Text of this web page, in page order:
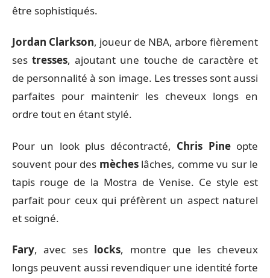
être sophistiqués.
Jordan Clarkson, joueur de NBA, arbore fièrement
sestresses, ajoutant une touche de caractère et
de personnalité à son image. Les tresses sont aussi
parfaites pour maintenir les cheveux longs en
ordre tout en étant stylé.
Pour un look plus décontracté, Chris Pineopte
souvent pour des mècheslâches, comme vu sur le
tapis rouge de la Mostra de Venise. Ce style est
parfait pour ceux qui préfèrent un aspect naturel
et soigné.
Fary, avec ses locks, montre que les cheveux
longs peuvent aussi revendiquer une identité forte